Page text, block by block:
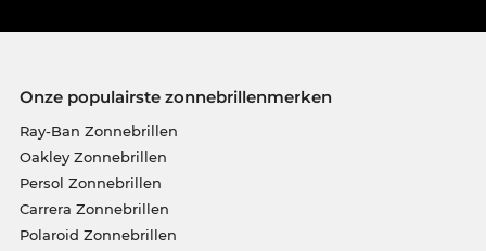
Onze populairste zonnebrillenmerken
Ray-Ban Zonnebrillen
Oakley Zonnebrillen
Persol Zonnebrillen
Carrera Zonnebrillen
Polaroid Zonnebrillen